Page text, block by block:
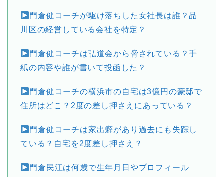
門倉健コーチが駆け落ちした女社長は誰？品
川区の経営している会社を特定？
門倉健コーチは弘道会から脅されている？手
紙の内容や誰が書いて投函した？
門倉健コーチの横浜市の自宅は3億円の豪邸で
住所はどこ？2度の差し押さえにあっている？
門倉健コーチは家出癖があり過去にも失踪し
ている？自宅を2度差し押さえ？
門倉民江は何歳で生年月日やプロフィール